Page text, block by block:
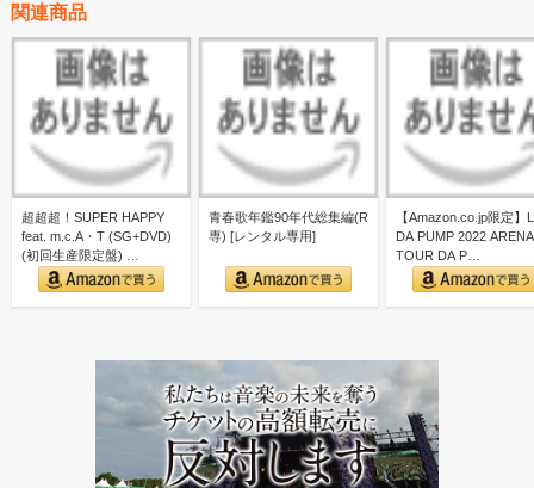
関連商品
超超超！SUPER HAPPY
feat. m.c.A・T (SG+DVD)
(初回生産限定盤) …
青春歌年鑑90年代総集編(R
専) [レンタル専用]
【Amazon.co.jp限定】
DA PUMP 2022 ARENA
TOUR DA P…